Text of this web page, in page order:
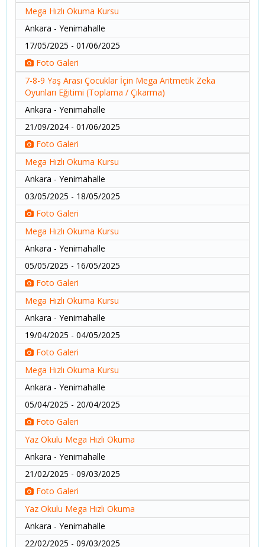
Mega Hızlı Okuma Kursu
Ankara - Yenimahalle
17/05/2025 - 01/06/2025
Foto Galeri
7-8-9 Yaş Arası Çocuklar İçin Mega Aritmetik Zeka
Oyunları Eğitimi (Toplama / Çıkarma)
Ankara - Yenimahalle
21/09/2024 - 01/06/2025
Foto Galeri
Mega Hızlı Okuma Kursu
Ankara - Yenimahalle
03/05/2025 - 18/05/2025
Foto Galeri
Mega Hızlı Okuma Kursu
Ankara - Yenimahalle
05/05/2025 - 16/05/2025
Foto Galeri
Mega Hızlı Okuma Kursu
Ankara - Yenimahalle
19/04/2025 - 04/05/2025
Foto Galeri
Mega Hızlı Okuma Kursu
Ankara - Yenimahalle
05/04/2025 - 20/04/2025
Foto Galeri
Yaz Okulu Mega Hızlı Okuma
Ankara - Yenimahalle
21/02/2025 - 09/03/2025
Foto Galeri
Yaz Okulu Mega Hızlı Okuma
Ankara - Yenimahalle
22/02/2025 - 09/03/2025